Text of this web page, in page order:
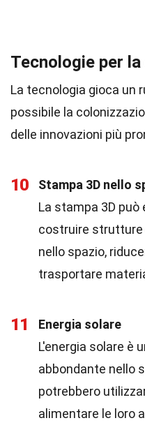
Tecnologie per
La tecnologia gioca un
possibile la
delle innovazioni più
10
Stampa 3D nello
La stampa 3D
costruire
nello spazio,
trasportare
11
Energia solare
L'energia solare è
abbondante nello
potrebbero
alimentare le loro